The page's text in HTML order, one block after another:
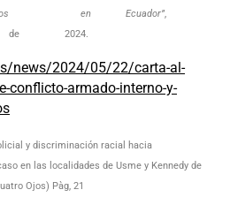
humanos en Ecuador”,
2024.
news/2024/05/22/carta-al-
conflicto-armado-interno-y-
y discriminación racial hacia
en las localidades de Usme y Kennedy de
Ojos) Pàg, 21